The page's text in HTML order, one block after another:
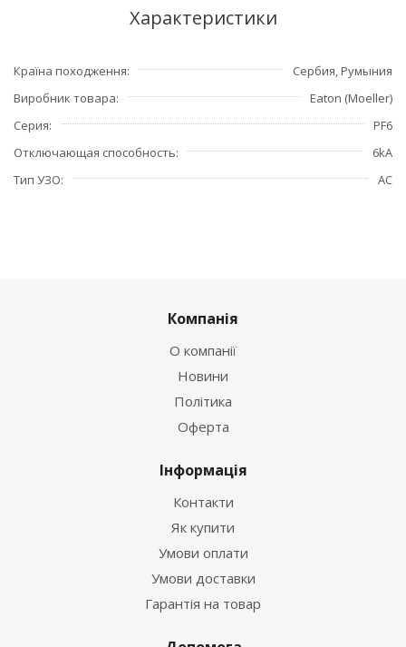
Характеристики
Країна походження
Сербия, Румыния
Виробник товара
Eaton (Moeller)
Серия
PF6
Отключающая способность
6kA
Тип УЗО
АС
Компанія
О компанії
Новини
Політика
Оферта
Інформація
Контакти
Як купити
Умови оплати
Умови доставки
Гарантія на товар